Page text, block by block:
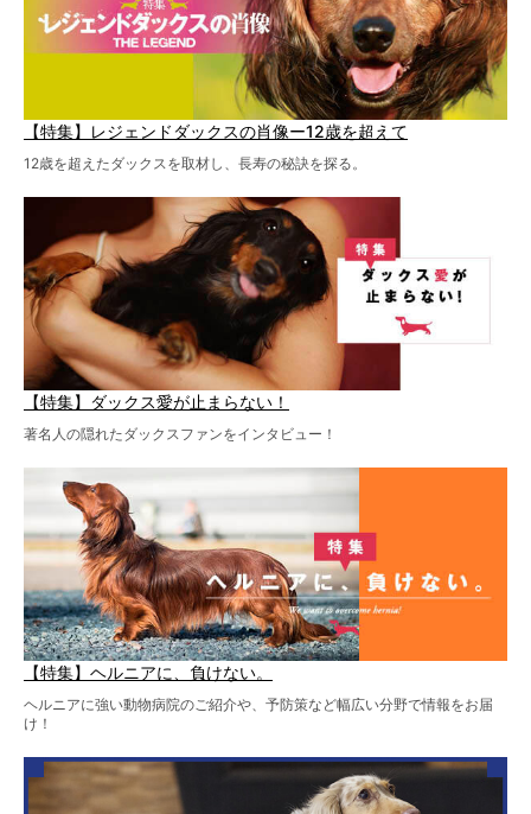
【特集】レジェンドダックスの肖像ー12歳を超えて
12歳を超えたダックスを取材し、長寿の秘訣を探る。
【特集】ダックス愛が止まらない！
著名人の隠れたダックスファンをインタビュー！
【特集】ヘルニアに、負けない。
ヘルニアに強い動物病院のご紹介や、予防策など幅広い分野で情報をお届
け！